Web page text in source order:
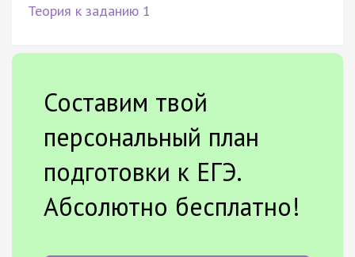
Теория к заданию 1
Составим твой
персональный план
подготовки к ЕГЭ.
Абсолютно бесплатно!